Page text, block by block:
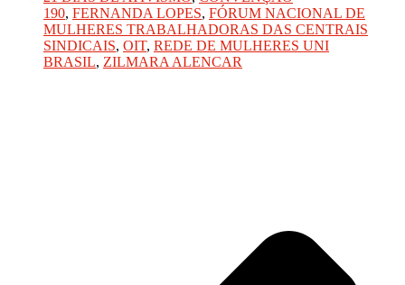
190, FERNANDA LOPES, FÓRUM NACIONAL DE
MULHERES TRABALHADORAS DAS CENTRAIS
SINDICAIS, OIT, REDE DE MULHERES UNI
BRASIL, ZILMARA ALENCAR